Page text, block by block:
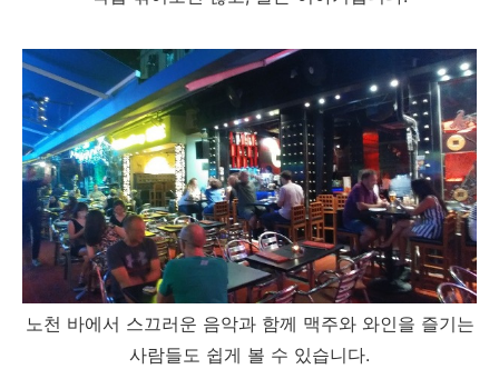
노천 바에서 스끄러운 음악과 함께 맥주와 와인을 즐기는
사람들도 쉽게 볼 수 있습니다.